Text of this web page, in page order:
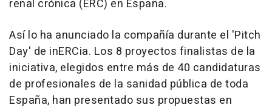
renal crónica (ERC) en España.
Así lo ha anunciado la compañía durante el 'Pitch
Day' de inERCia. Los 8 proyectos finalistas de la
iniciativa, elegidos entre más de 40 candidaturas
de profesionales de la sanidad pública de toda
España, han presentado sus propuestas en